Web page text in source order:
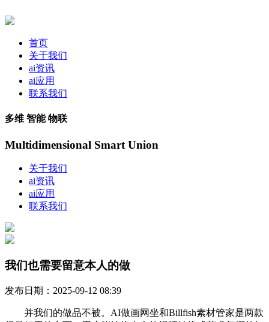
首页
关于我们
ai资讯
ai应用
联系我们
多维 智能 物联
Multidimensional Smart Union
关于我们
ai资讯
ai应用
联系我们
我们也需要留意本人的做
发布日期：2025-09-12 08:39
并我们的做品不被。AI做画网坐和Billfish素材管家是两款